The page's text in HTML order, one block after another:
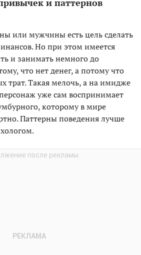
и паттернов
или мужчины есть цель сделать
Но при этом имеется
и занимать немного до
что нет денег, а потому что
трат. Такая мелочь, а на имидже
уже сам воспринимает
которому в мире
Паттерны поведения лучше